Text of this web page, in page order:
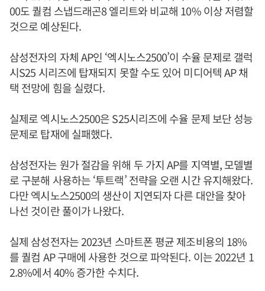
00도 퀄컴 스냅드래곤8 엘리트와 비교해 10% 이상 저렴할
것으로 예상된다.
삼성전자의 자체 AP인 ‘엑시노스2500’이 수율 문제로 갤럭
시S25 시리즈에 탑재되지 못할 수도 있어 미디어텍 AP 채
택 전망에 힘을 실렸다.
실제로 엑시노스2500은 S25시리즈에 수율 문제 보단 성능
문제로 탑재에 실패했다.
삼성전자는 원가 절감을 위해 두 가지 AP를 지역별, 모델별
로 구분해 사용하는 ‘투트랙’ 전략을 오랜 시간 유지해왔다.
다만 엑시노스2500의 생산이 지연되자 다른 대안을 찾아
나선 것이란 풀이가 나왔다.
실제 삼성전자는 2023년 스마트폰 평균 제조비용의 18%
를 퀄컴 AP 구매에 사용한 것으로 파악된다. 이는 2022년 1
2.8%에서 40% 증가한 수치다.